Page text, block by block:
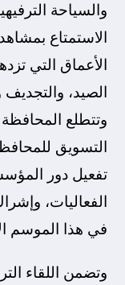
والسياحة
الاستمتاع
الأعماق التي
الصيد، والتجديف
وتتطلع
التسويق
تفعيل دور
الفعاليات،
في هذا الموسم
وتضمن اللقاء